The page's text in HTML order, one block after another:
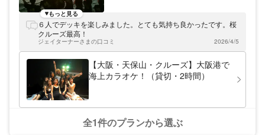
なプランをご用意しています。船の定員は
備。デッキで海風を浴びながら最高の景色を
眺めたり、船室で季節を問わず快適に宴会し
たり、さまざまな楽しみ方をご提供いたしま
す。
もっと見る
６人でデッキを楽しみました。とても気持ち良かったです。桜
クルーズ最高！
ジェイターナーさまの口コミ 2026/4/5
【大阪・天保山・クルーズ】大阪港で
海上カラオケ！（貸切・2時間）
全1件のプランから選ぶ